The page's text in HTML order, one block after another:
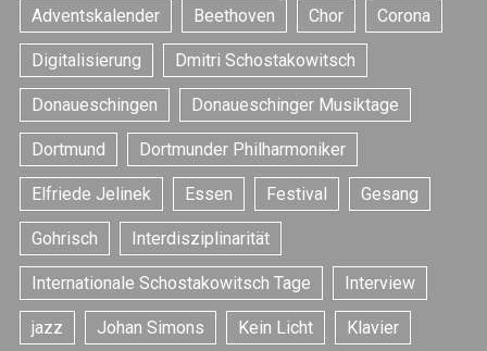
Adventskalender Beethoven Chor Corona
Digitalisierung Dmitri Schostakowitsch
Donaueschingen Donaueschinger Musiktage
Dortmund Dortmunder Philharmoniker
Elfriede Jelinek Essen Festival Gesang
Gohrisch Interdisziplinarität
Internationale Schostakowitsch Tage Interview
jazz Johan Simons Kein Licht Klavier